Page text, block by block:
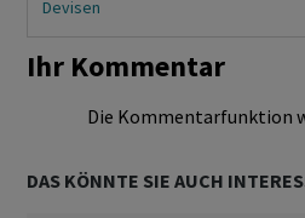
Devisen
Ihr Kommentar
Die Kommentarfunktion
DAS KÖNNTE SIE AUCH